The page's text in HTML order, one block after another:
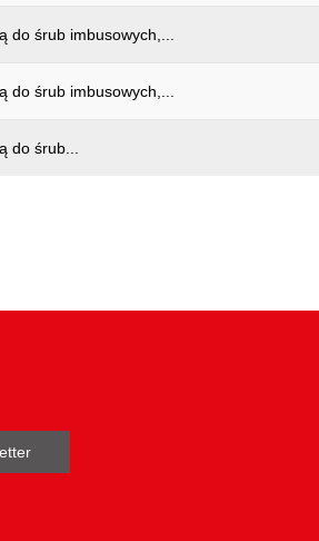
do śrub imbusowych,...
do śrub imbusowych,...
do śrub...